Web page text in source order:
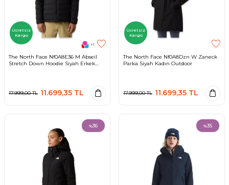
Ücretsiz
Kargo
+1
The North Face Nf0A8E36 M Abseil
Stretch Down Hoodie Siyah Erkek
17.999,00TL 11.699,35 TL
Ücretsiz
Kargo
The North Face Nf0A8Dzn W Zaneck
Parka Siyah Kadın Outdoor
17.999,00TL 11.699,35 TL
%36 %35